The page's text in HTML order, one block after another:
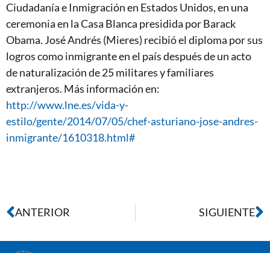
Ciudadanía e Inmigración en Estados Unidos, en una
ceremonia en la Casa Blanca presidida por Barack
Obama. José Andrés (Mieres) recibió el diploma por sus
logros como inmigrante en el país después de un acto
de naturalización de 25 militares y familiares
extranjeros. Más información en:
http://www.lne.es/vida-y-
estilo/gente/2014/07/05/chef-asturiano-jose-andres-
inmigrante/1610318.html#
ANTERIOR SIGUIENTE